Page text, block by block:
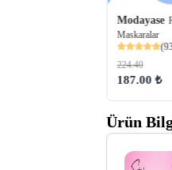
Modayase
Maskaralar
224.40
187.00 ₺
Ürün